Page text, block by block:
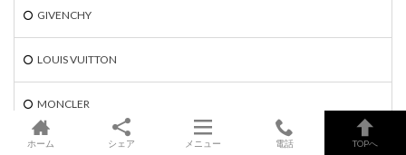
GIVENCHY
LOUIS VUITTON
MONCLER
MONCLER Down jacket
ホーム シェア メニュー 電話 TOPへ